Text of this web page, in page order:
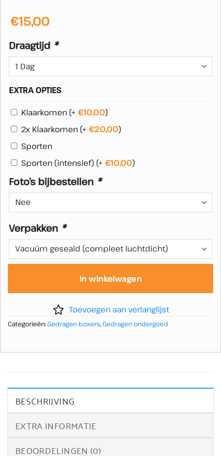
€15,00
Draagtijd *
EXTRA OPTIES
Klaarkomen (+ €10,00)
2x Klaarkomen (+ €20,00)
Sporten
Sporten (intensief) (+ €10,00)
Foto’s bijbestellen *
Verpakken *
In winkelwagen
Toevoegen aan verlanglijst
Categorieën:Gedragen boxers,Gedragen ondergoed
BESCHRIJVING
EXTRA INFORMATIE
BEOORDELINGEN (0)